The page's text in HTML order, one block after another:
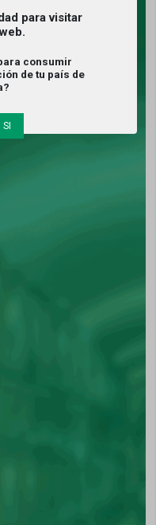
para visitar
consumir
de tu país de
SI